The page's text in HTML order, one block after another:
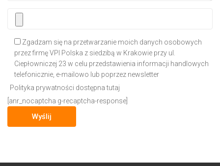
Zgadzam się na przetwarzanie moich danych osobowych
przez firmę VPI Polska z siedzibą w Krakowie przy ul.
Ciepłowniczej 23 w celu przedstawienia informacji handlowych
telefonicznie, e-mailowo lub poprzez newsletter
Polityka prywatności dostępna tutaj
[anr_nocaptcha g-recaptcha-response]